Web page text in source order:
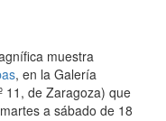
muestra
, en la Galería
11, de Zaragoza) que
a sábado de 18